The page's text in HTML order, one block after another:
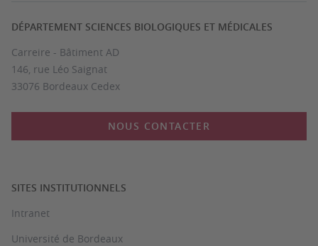
DÉPARTEMENT SCIENCES BIOLOGIQUES ET MÉDICALES
Carreire - Bâtiment AD
146, rue Léo Saignat
33076 Bordeaux Cedex
NOUS CONTACTER
SITES INSTITUTIONNELS
Intranet
Université de Bordeaux